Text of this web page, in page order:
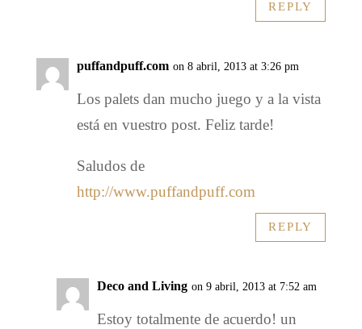
REPLY
puffandpuff.com on 8 abril, 2013 at 3:26 pm
Los palets dan mucho juego y a la vista
está en vuestro post. Feliz tarde!
Saludos de
http://www.puffandpuff.com
REPLY
Deco and Living on 9 abril, 2013 at 7:52 am
Estoy totalmente de acuerdo! un